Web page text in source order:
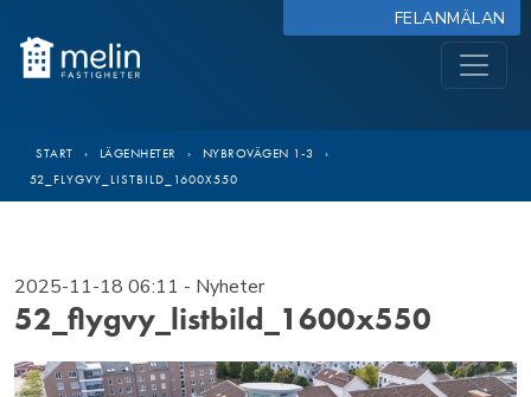
FELANMÄLAN
START › LÄGENHETER › NYBROVÄGEN 1-3
›
52_FLYGVY_LISTBILD_1600X550
2025-11-18 06:11 - Nyheter
52_flygvy_listbild_1600x550